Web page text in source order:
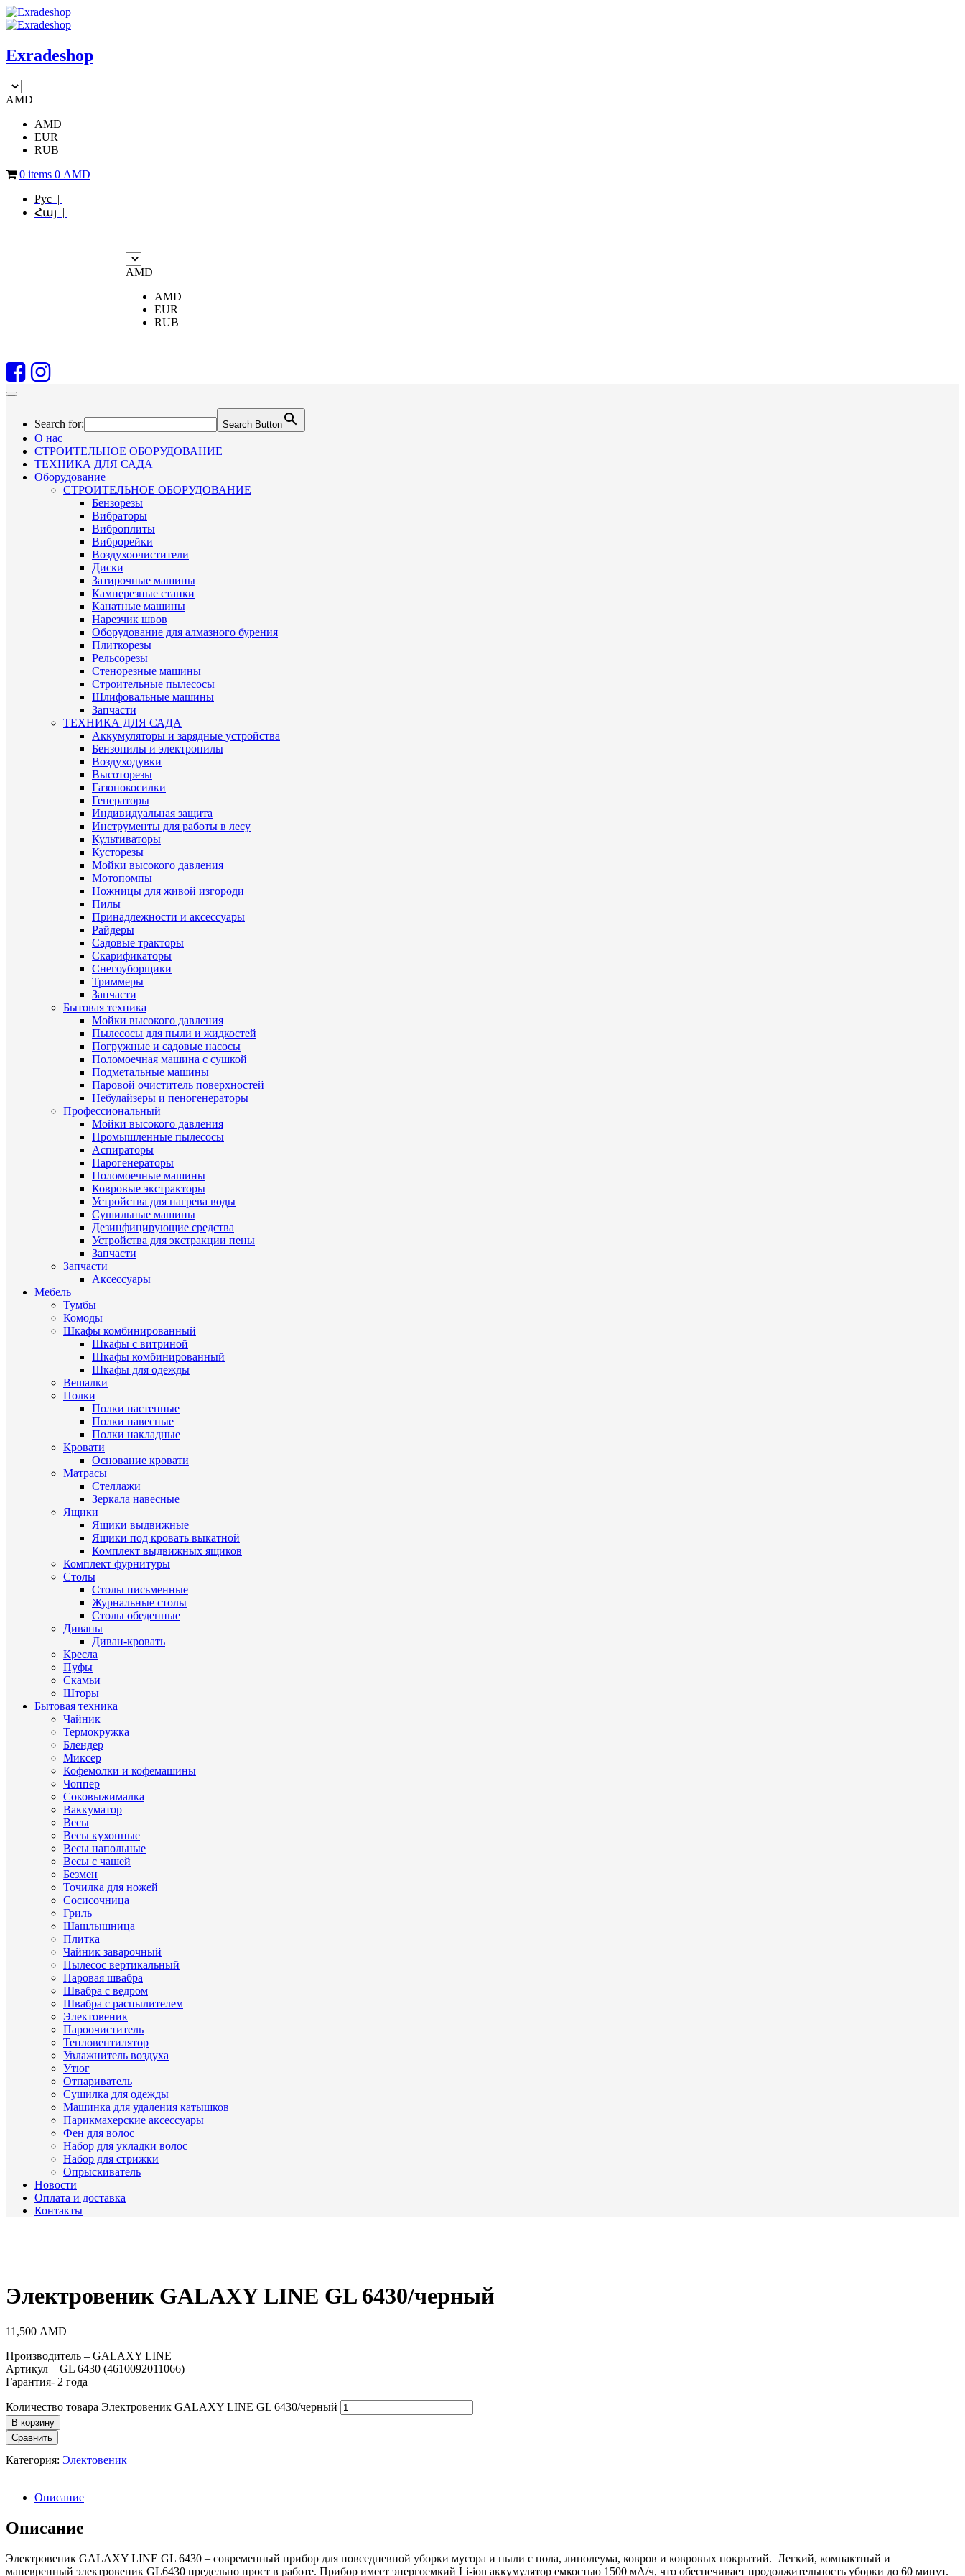
Exradeshop
AMD
AMD
EUR
RUB
0 items 0 AMD
Рус |
Հայ |
AMD
AMD
EUR
RUB
Search for: Search Button
О нас
СТРОИТЕЛЬНОЕ ОБОРУДОВАНИЕ
ТЕХНИКА ДЛЯ САДА
Оборудование
СТРОИТЕЛЬНОЕ ОБОРУДОВАНИЕ
Бензорезы
Вибраторы
Виброплиты
Виброрейки
Воздухоочистители
Диски
Затирочные машины
Камнерезные станки
Канатные машины
Нарезчик швов
Оборудование для алмазного бурения
Плиткорезы
Рельсорезы
Стенорезные машины
Строительные пылесосы
Шлифовальные машины
Запчасти
ТЕХНИКА ДЛЯ САДА
Аккумуляторы и зарядные устройства
Бензопилы и электропилы
Воздуходувки
Высоторезы
Газонокосилки
Генераторы
Индивидуальная защита
Инструменты для работы в лесу
Культиваторы
Кусторезы
Мойки высокого давления
Мотопомпы
Ножницы для живой изгороди
Пилы
Принадлежности и аксессуары
Райдеры
Садовые тракторы
Скарификаторы
Снегоуборщики
Триммеры
Запчасти
Бытовая техника
Мойки высокого давления
Пылесосы для пыли и жидкостей
Погружные и садовые насосы
Поломоечная машина с сушкой
Подметальные машины
Паровой очиститель поверхностей
Небулайзеры и пеногенераторы
Профессиональный
Мойки высокого давления
Промышленные пылесосы
Аспираторы
Парогенераторы
Поломоечные машины
Ковровые экстракторы
Устройства для нагрева воды
Сушильные машины
Дезинфицирующие средства
Устройства для экстракции пены
Запчасти
Запчасти
Аксессуары
Мебель
Тумбы
Комоды
Шкафы комбинированный
Шкафы с витриной
Шкафы комбинированный
Шкафы для одежды
Вешалки
Полки
Полки настенные
Полки навесные
Полки накладные
Кровати
Основание кровати
Матрасы
Стеллажи
Зеркала навесные
Ящики
Ящики выдвижные
Ящики под кровать выкатной
Комплект выдвижных ящиков
Комплект фурнитуры
Столы
Столы письменные
Журнальные cтолы
Столы обеденные
Диваны
Диван-кровать
Кресла
Пуфы
Скамьи
Шторы
Бытовая техника
Чайник
Термокружка
Блендер
Миксер
Кофемолки и кофемашины
Чоппер
Соковыжималка
Ваккуматор
Весы
Весы кухонные
Весы напольные
Весы с чашей
Безмен
Точилка для ножей
Сосисочница
Гриль
Шашлышница
Плитка
Чайник заварочный
Пылесос вертикальный
Паровая швабра
Швабра с ведром
Швабра с распылителем
Электовеник
Пароочиститель
Тепловентилятор
Увлажнитель воздуха
Утюг
Отпариватель
Сушилка для одежды
Машинка для удаления катышков
Парикмахерские аксессуары
Фен для волос
Набор для укладки волос
Набор для стрижки
Опрыскиватель
Новости
Оплата и доставка
Контакты
Электровеник GALAXY LINE GL 6430/черный
11,500 AMD
Производитель – GALAXY LINE
Артикул – GL 6430 (4610092011066)
Гарантия- 2 года
Количество товара Электровеник GALAXY LINE GL 6430/черный
В корзину
Сравнить
Категория: Электовеник
Описание
Описание
Электровеник GALAXY LINE GL 6430 – современный прибор для повседневной уборки мусора и пыли с пола, линолеума, ковров и ковровых покрытий. Легкий, компактный и
маневренный электровеник GL6430 предельно прост в работе. Прибор имеет энергоемкий Li-ion аккумулятор емкостью 1500 мА/ч, что обеспечивает продолжительность уборки до 60 минут.